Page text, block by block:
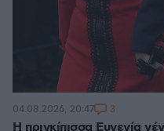
Η πριγκίπισσα Ευγενία
04.08.2026, 20:47 3